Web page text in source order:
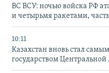
ВС ВСУ: ночью войска РФ
и четырьмя ракетами,
10:11
Казахстан вновь стал
государством